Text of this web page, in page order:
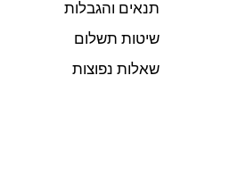
תנאים והגבלות
שיטות תשלום
שאלות נפוצות